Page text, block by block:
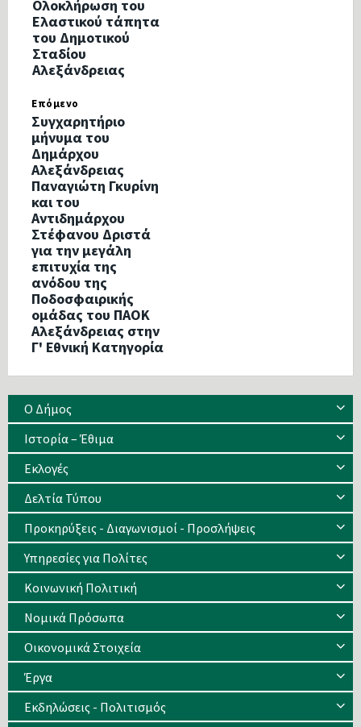
Ολοκλήρωση του
Ελαστικού τάπητα
του Δημοτικού
Σταδίου
Αλεξάνδρειας
Επόμενο
Συγχαρητήριο
μήνυμα του
Δημάρχου
Αλεξάνδρειας
Παναγιώτη Γκυρίνη
και του
Αντιδημάρχου
Στέφανου Δριστά
για την μεγάλη
επιτυχία της
ανόδου της
Ποδοσφαιρικής
ομάδας του ΠΑΟΚ
Αλεξάνδρειας στην
Γ' Εθνική Κατηγορία
Ο Δήμος
Ιστορία – Έθιμα
Eκλογές
Δελτία Τύπου
Προκηρύξεις - Διαγωνισμοί - Προσλήψεις
Υπηρεσίες για Πολίτες
Κοινωνική Πολιτική
Νομικά Πρόσωπα
Οικονομικά Στοιχεία
Έργα
Εκδηλώσεις - Πολιτισμός